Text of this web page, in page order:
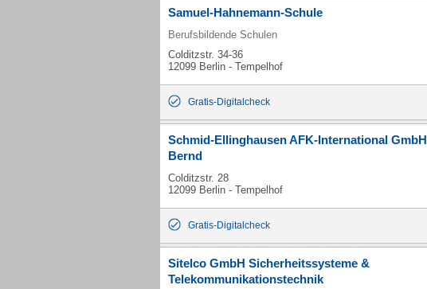
Samuel-Hahnemann-Schule
Berufsbildende Schulen
Colditzstr. 34-36
12099 Berlin - Tempelhof
Gratis-Digitalcheck
Schmid-Ellinghausen AFK-International GmbH
Bernd
Colditzstr. 28
12099 Berlin - Tempelhof
Gratis-Digitalcheck
Sitelco GmbH Sicherheitssysteme &
Telekommunikationstechnik